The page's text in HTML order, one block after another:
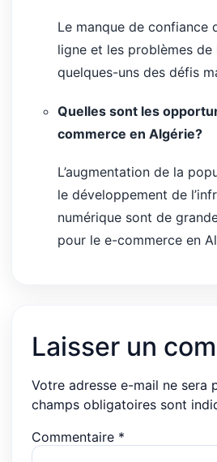
Le manque de confiance
ligne et les problèmes de
quelques-uns des défis
Quelles sont les
commerce en Algérie?
L’augmentation de la
le développement de
numérique sont de
pour le e-commerce en
Laisser un
Votre adresse e-mail ne sera
champs obligatoires sont
Commentaire *